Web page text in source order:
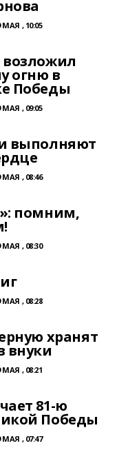
МАЯ , 10:05
огню в
Победы
МАЯ , 09:05
выполняют
МАЯ , 08:46
помним,
МАЯ , 08:30
МАЯ , 08:28
хранят
внуки
МАЯ , 08:21
81-ю
Победы
МАЯ , 07:47